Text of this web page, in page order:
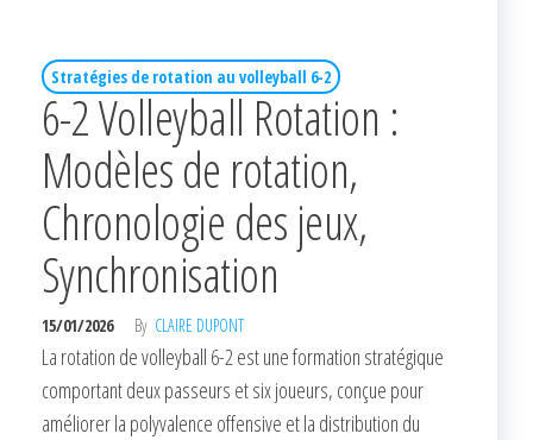
Stratégies de rotation au volleyball 6-2
6-2 Volleyball Rotation :
Modèles de rotation,
Chronologie des jeux,
Synchronisation
15/01/2026 By CLAIRE DUPONT
La rotation de volleyball 6-2 est une formation stratégique
comportant deux passeurs et six joueurs, conçue pour
améliorer la polyvalence offensive et la distribution du